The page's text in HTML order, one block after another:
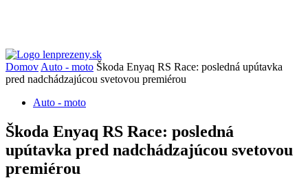
Domov Auto - moto Škoda Enyaq RS Race: posledná upútavka
pred nadchádzajúcou svetovou premiérou
Auto - moto
Škoda Enyaq RS Race: posledná
upútavka pred nadchádzajúcou svetovou
premiérou